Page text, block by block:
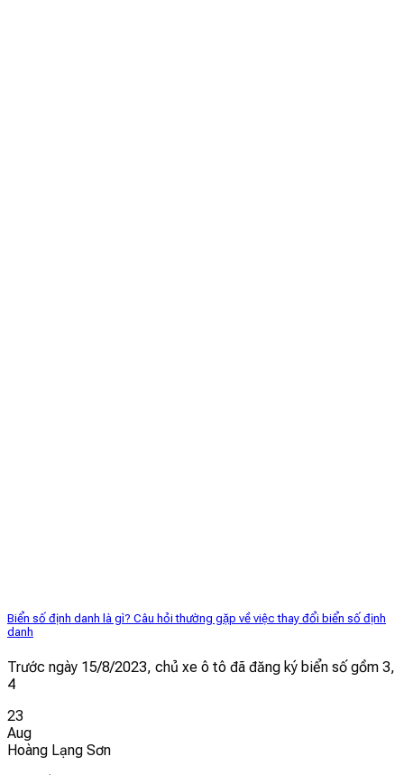
Biển số định danh là gì? Câu hỏi thường gặp về việc thay đổi biển số định
danh
Trước ngày 15/8/2023, chủ xe ô tô đã đăng ký biển số gồm 3,
4
23
Aug
Hoàng Lạng Sơn